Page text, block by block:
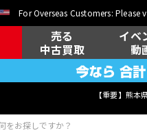
For Overseas Customers: Please
売る
中古買取
イベ
動
【重要】熊